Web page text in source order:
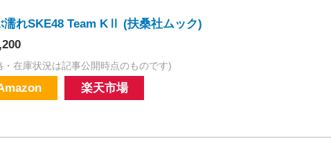
濡れSKE48 Team KⅡ (扶桑社ムック)
・在庫状況は記事公開時点のものです)
楽天市場